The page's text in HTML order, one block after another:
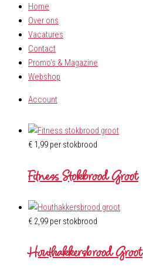
Home
Over ons
Vacatures
Contact
Promo’s & Magazine
Webshop
Account
€ 1,99 per stokbrood
Fitness Stokbrood Groot
€ 2,99 per stokbrood
Houthakkersbrood Groot